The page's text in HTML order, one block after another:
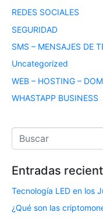
REDES SOCIALES
SEGURIDAD
SMS – MENSAJES DE
Uncategorized
WEB – HOSTING –
WHASTAPP BUSINESS
Entradas
Tecnología LED en los
¿Qué son las